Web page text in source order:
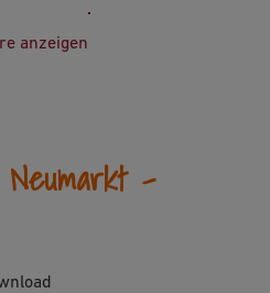
anzeigen
Neumarkt -